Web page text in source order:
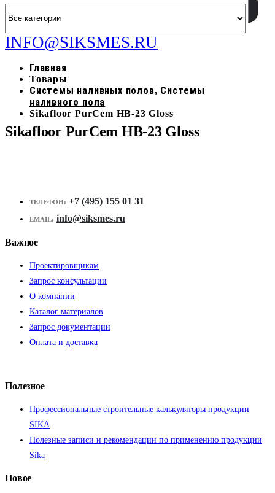
INFO@SIKSMES.RU
Главная
Товары
Системы наливных полов, Системы
наливного пола
Sikafloor PurCem HB-23 Gloss
Sikafloor PurCem HB-23 Gloss
ТЕЛЕФОН: +7 (495) 155 01 31
EMAIL: info@siksmes.ru
Важное
Проектировщикам
Запрос консультации
О компании
Каталог материалов
Запрос документации
Оплата и доставка
Полезное
Профессиональные строительные калькуляторы продукции
SIKA
Полезные записи и рекомендации по применению продукции
Sika
Новое